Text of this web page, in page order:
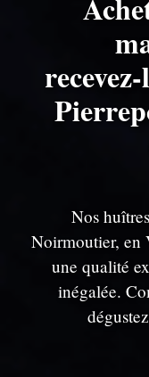
Nos
Noirmoutier, en
une qualité
inégalée.